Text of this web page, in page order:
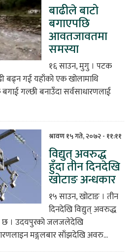
बाढीले बाटो
बगाएपछि
आवतजावतमा
समस्या
१६ साउन, मुगु । पटक
बढ्न गई यहाँको एक खोलामाथि
गल्छी बनाउँदा सर्वसाधारणलाई
श्रावण १५ गते, २०७२ - ११:११
विद्युत् अवरुद्ध
हुँदा तीन दिनदेखि
खोटाङ अन्धकार
१५ साउन, खोटाङ । तीन
दिनदेखि विद्युत् अवरुद्ध
छ । उदयपुरको जलजलेदेखि
मङ्गलबार साँझदेखि अवरु...